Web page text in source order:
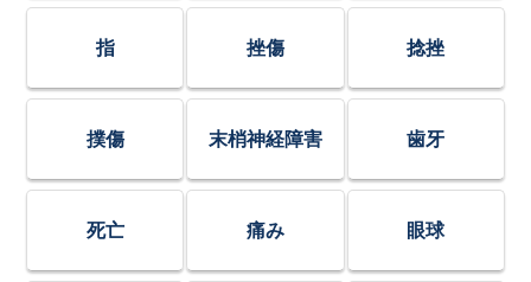
指 挫傷 捻挫
撲傷 末梢神経障害 歯牙
死亡 痛み 眼球